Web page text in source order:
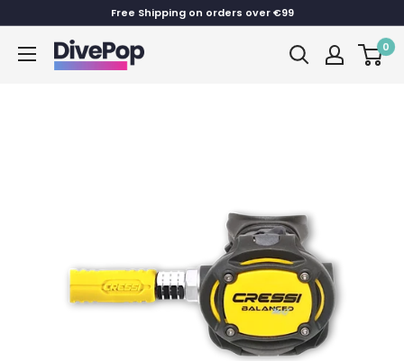
to
content
Free Shipping on orders over €99
Dive
Pop
0